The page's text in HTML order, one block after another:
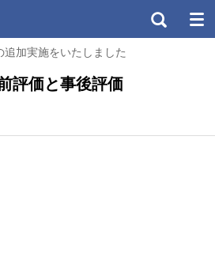
加実施をいたしました
評価と事後評価